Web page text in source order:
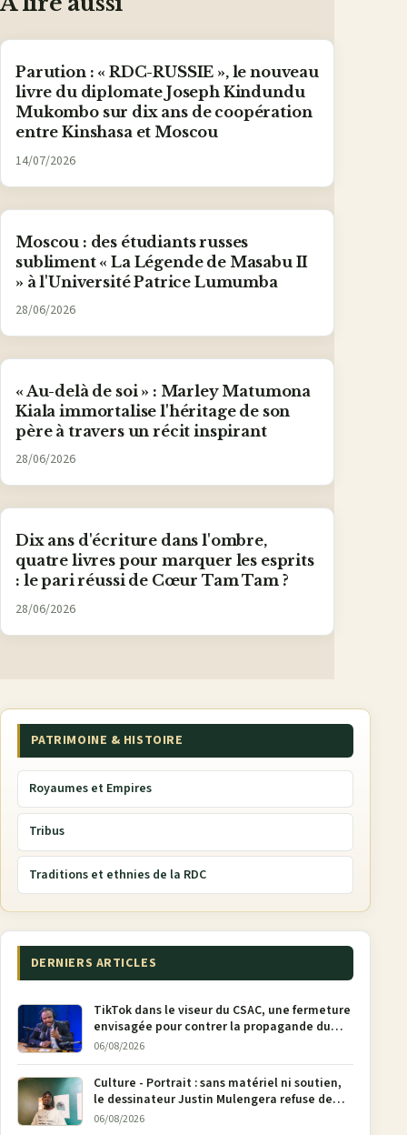
Parution : « RDC-RUSSIE », le nouveau
livre du diplomate Joseph Kindundu
Mukombo sur dix ans de coopération
entre Kinshasa et Moscou
14/07/2026
Moscou : des étudiants russes
subliment « La Légende de Masabu II
» à l'Université Patrice Lumumba
28/06/2026
« Au-delà de soi » : Marley Matumona
Kiala immortalise l'héritage de son
père à travers un récit inspirant
28/06/2026
Dix ans d'écriture dans l'ombre,
quatre livres pour marquer les esprits
: le pari réussi de Cœur Tam Tam ?
28/06/2026
PATRIMOINE & HISTOIRE
Royaumes et Empires
Tribus
Traditions et ethnies de la RDC
DERNIERS ARTICLES
TikTok dans le viseur du CSAC, une fermeture
envisagée pour contrer la propagande du
M23
06/08/2026
Culture - Portrait : sans matériel ni soutien,
le dessinateur Justin Mulengera refuse de
poser son crayon
06/08/2026